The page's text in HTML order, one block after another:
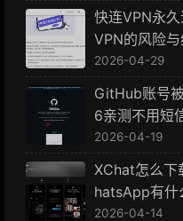
快连VPN永
VPN的风险
2026-04-29
GitHub账号
6亲测不用短
2026-04-19
XChat怎么下
hatsApp有什
2026-04-14